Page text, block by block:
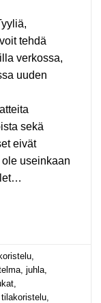
tehdä
verkossa,
uuden
sekä
eivät
useinkaan
,juhla
,tilakoristelu